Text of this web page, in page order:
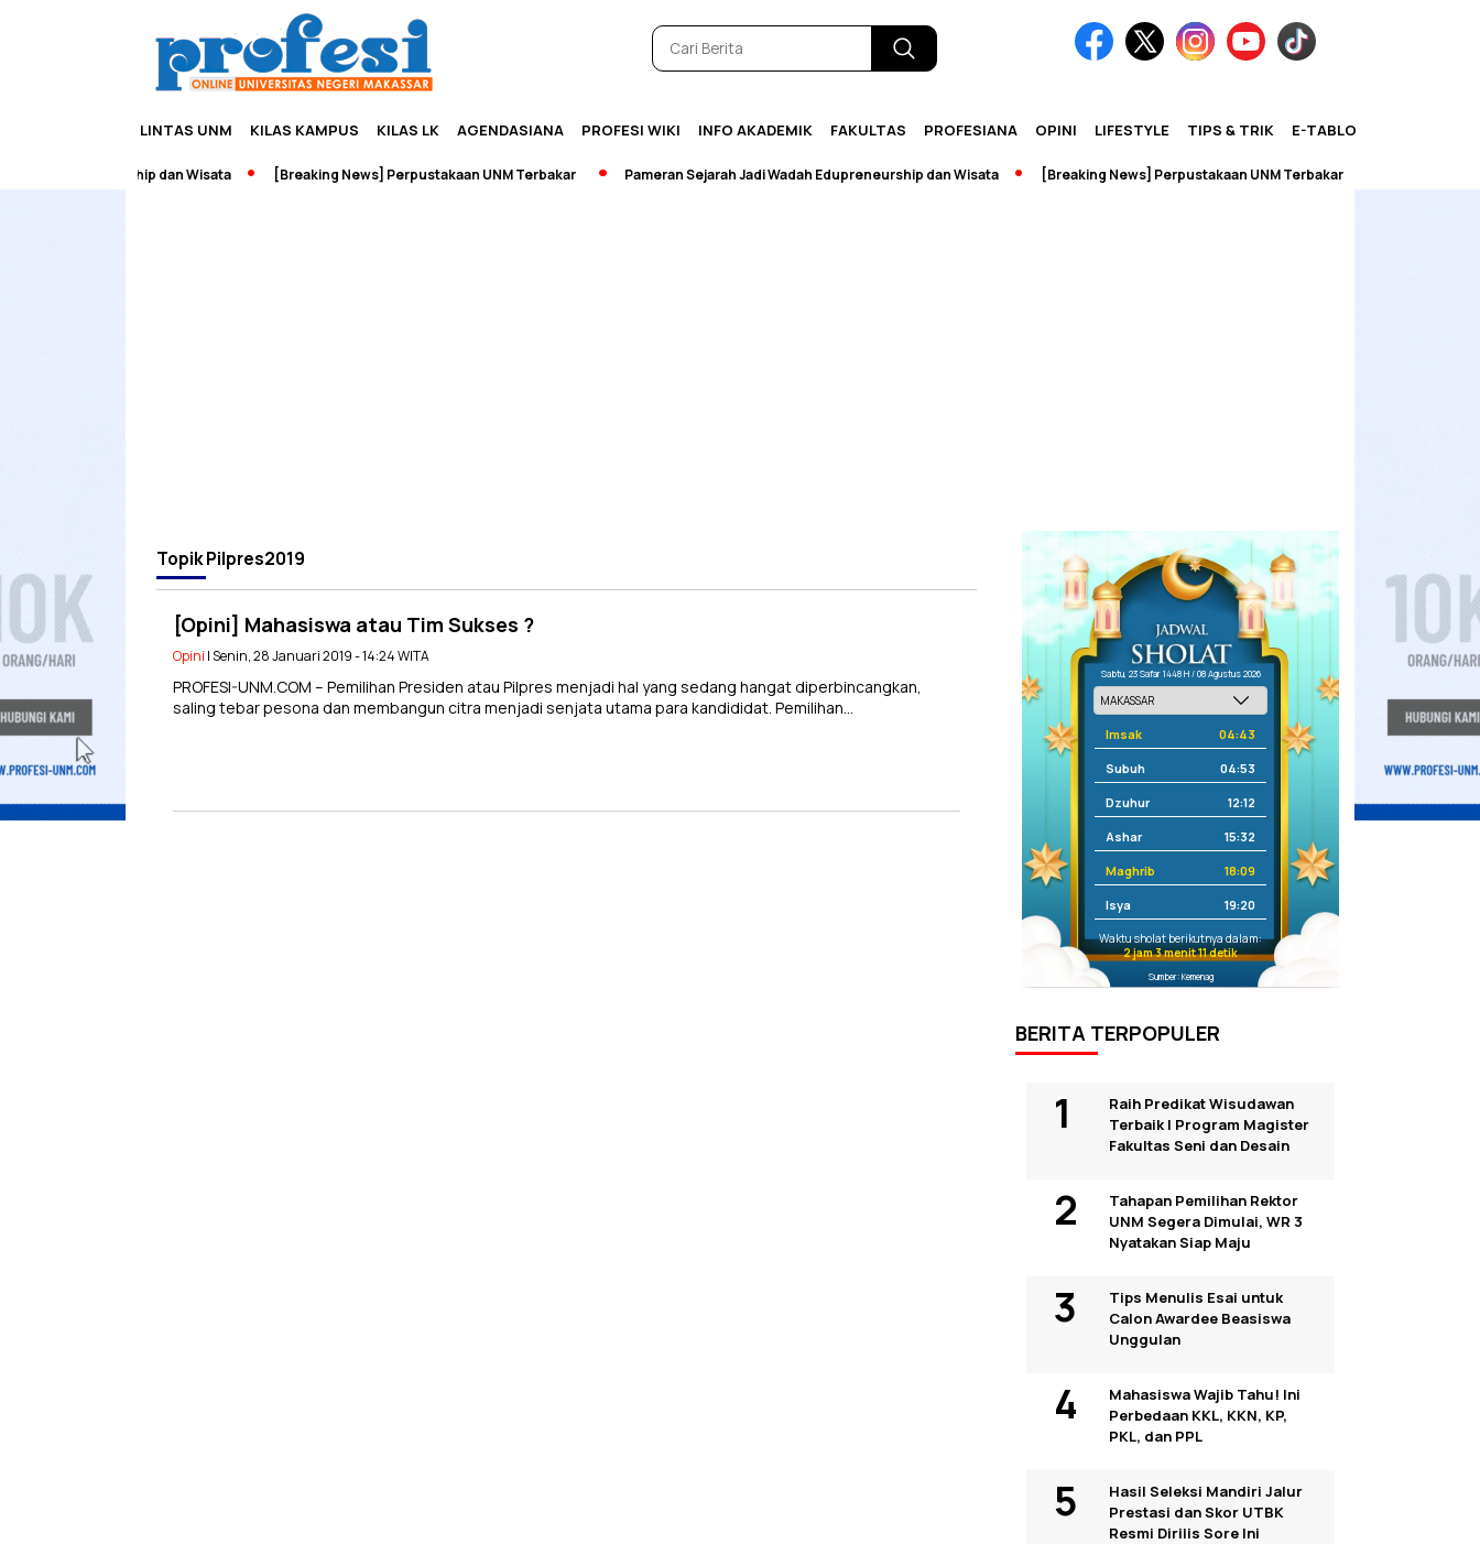
LINTAS UNM KILAS KAMPUS KILAS LK AGENDASIANA PROFESI WIKI INFO AKADEMIK FAKULTAS PROFESIANA OPINI LIFESTYLE TIPS & TRIK E-TABLOID
Edupreneurship dan Wisata [Breaking News] Perpustakaan UNM Terbakar Pameran Sejarah Jadi Wadah Edupreneurship dan Wisata [Breaking News] Perpustakaan UNM Terbakar
TopikPilpres2019
[Opini] Mahasiswa atau Tim Sukses ?
Opini | Senin, 28 Januari 2019 - 14:24 WITA
PROFESI-UNM.COM – Pemilihan Presiden atau Pilpres menjadi hal yang sedang hangat diperbincangkan,
saling tebar pesona dan membangun citra menjadi senjata utama para kandididat. Pemilihan…
Sabtu, 23 Safar 1448 H / 08 Agustus 2026
Imsak 04:43
Subuh 04:53
Dzuhur 12:12
Ashar 15:32
Maghrib 18:09
Isya 19:20
Waktu sholat berikutnya dalam:
2 jam 3 menit 11 detik
Sumber: Kemenag
BERITA TERPOPULER
Raih Predikat Wisudawan
Terbaik I Program Magister
Fakultas Seni dan Desain
Tahapan Pemilihan Rektor
UNM Segera Dimulai, WR 3
Nyatakan Siap Maju
Tips Menulis Esai untuk
Calon Awardee Beasiswa
Unggulan
Mahasiswa Wajib Tahu! Ini
Perbedaan KKL, KKN, KP,
PKL, dan PPL
Hasil Seleksi Mandiri Jalur
Prestasi dan Skor UTBK
Resmi Dirilis Sore Ini